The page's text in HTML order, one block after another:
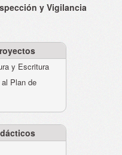
y Vigilancia
y Escritura
Plan de